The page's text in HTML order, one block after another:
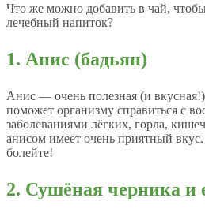
Что же можно добавить в чай,
лечебный напиток?
1. Анис (бадьян)
Анис — очень полезная (и
поможет организму справиться с
заболеваниями лёгких, горла,
анисом имеет очень приятный
болейте!
2. Сушёная черника и